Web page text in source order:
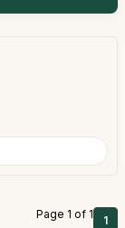
Page 1 of 1 1